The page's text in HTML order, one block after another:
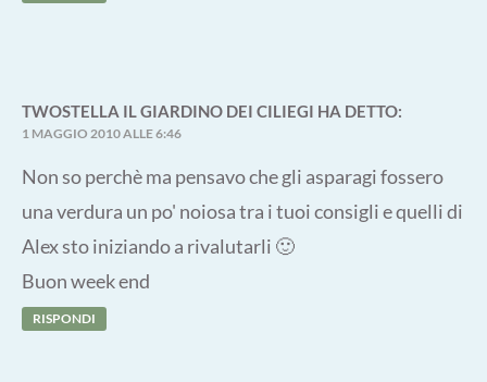
TWOSTELLA IL GIARDINO DEI CILIEGI HA DETTO:
1 MAGGIO 2010 ALLE 6:46
Non so perchè ma pensavo che gli asparagi fossero
una verdura un po' noiosa tra i tuoi consigli e quelli di
Alex sto iniziando a rivalutarli 🙂
Buon week end
RISPONDI